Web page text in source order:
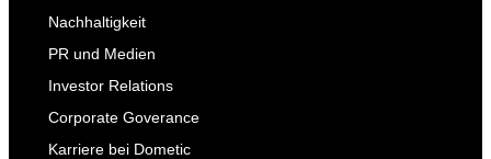
Nachhaltigkeit
PR und Medien
Investor Relations
Corporate Goverance
Karriere bei Dometic